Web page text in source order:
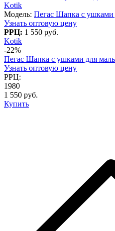
Kotik
Модель: Пегас Шапка с ушками
Узнать оптовую цену
РРЦ: 1 550 руб.
Kotik
-22%
Пегас Шапка с ушками для
Узнать оптовую цену
РРЦ:
1980
1 550 руб.
Купить